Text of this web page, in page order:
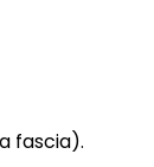
fascia).